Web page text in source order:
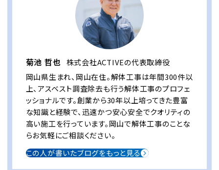
菊池 哲也 株式会社ACTIVEの代表取締役
岡山県生まれ、岡山在住。解体工事は年間300件以
上、アスベスト調査除去も行う解体工事のプロフェ
ッショナルです。創業から30年以上培ってきた豊富
な知識と経験で、迅速かつ安心安全でクオリティの
高い施工を行っています。岡山で解体工事のことな
らお気軽にご相談ください。
この人が書いたブログをもっと見る